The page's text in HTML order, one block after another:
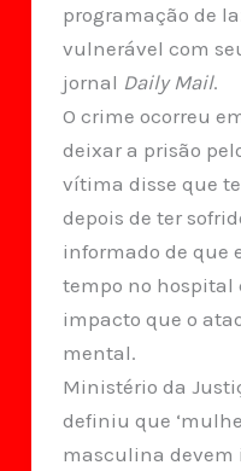
programação de
vulnerável com
jornal Daily Mail.
O crime ocorreu
deixar a prisão
vítima disse que
depois de ter
informado de que
tempo no hospital
impacto que o
mental.
Ministério da
definiu que
masculina devem